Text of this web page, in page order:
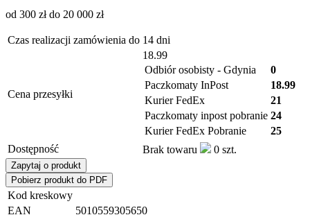
od 300 zł do 20 000 zł
Czas realizacji zamówienia do 14 dni
Cena przesyłki
18.99
Odbiór osobisty - Gdynia
0
Paczkomaty InPost
18.99
Kurier FedEx
21
Paczkomaty inpost pobranie 24
Kurier FedEx Pobranie
25
Dostępność
Brak towaru 0 szt.
Zapytaj o produkt
Pobierz produkt do PDF
Kod kreskowy
EAN
5010559305650